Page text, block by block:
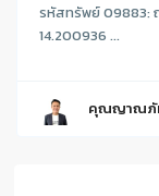
รหัสทรัพย์ 09883:
14.200936 ...
คุณญาณภัท